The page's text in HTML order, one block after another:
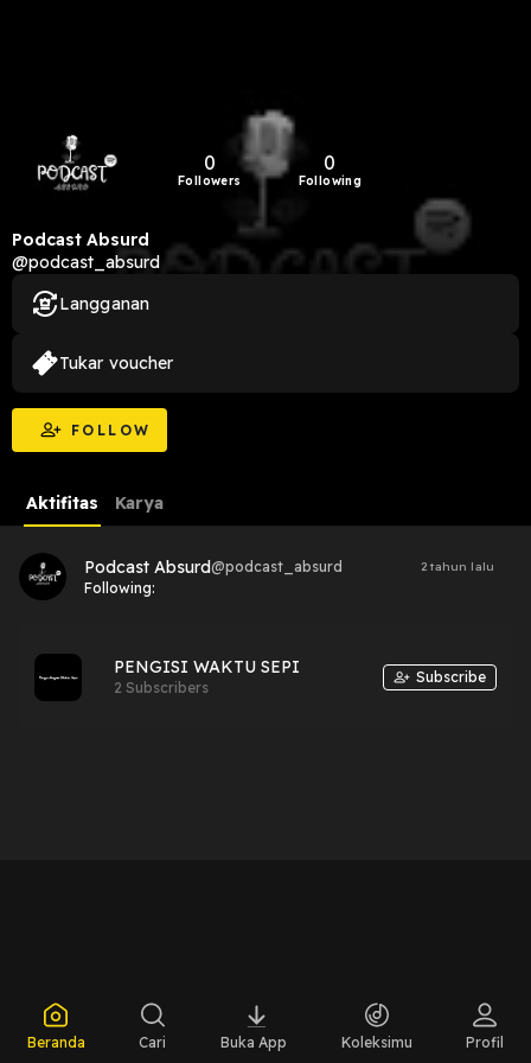
0
Followers
0
Following
Podcast Absurd
@podcast_absurd
FOLLOW
Langganan
Tukar voucher
Aktifitas Karya
Podcast Absurd@podcast_absurd 2 tahun lalu
Following:
PENGISI WAKTU SEPI
2 Subscribers
Subscribe
Beranda Cari Buka App Koleksimu Profil